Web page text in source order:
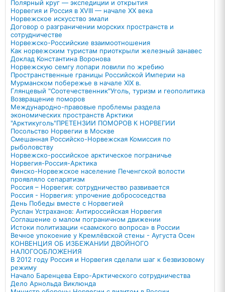
Полярный круг — экспедиции и открытия
Норвегия и Россия в XVIII — начале XX века
Норвежское искусство эмали
Договор о разграничении морских пространств и
сотрудничестве
Норвежско-Российские взаимоотношения
Как норвежским туристам приоткрыли железный занавес
Доклад Константина Воронова
Норвежскую семгу лопари ловили по жребию
Пространственные границы Российской Империи на
Мурманском побережье в начале XIX в.
Глянцевый "Соотечественник"Уголь, туризм и геополитика
Возвращение поморов
Международно-правовые проблемы раздела
экономических пространств Арктики
"Арктикуголь"ПРЕТЕНЗИИ ПОМОРОВ К НОРВЕГИИ
Посольство Норвегии в Москве
Смешанная Российско-Норвежская Комиссия по
рыболовству
Норвежско-российское арктическое пограничье
Норвегия-Россия-Арктика
Финско-Норвежское население Печенгской волости
проявляло сепаратизм
Россия – Норвегия: сотрудничество развивается
Россия - Норвегия: упрочение добрососедства
День Победы вместе с Норвегией
Руслан Устраханов: Антироссийская Норвегия
Соглашение о малом пограничном движении
Истоки политизации «саамского вопроса» в России
Вечное упокоение у Кремлёвской стены - Аугуста Осен
КОНВЕНЦИЯ ОБ ИЗБЕЖАНИИ ДВОЙНОГО
НАЛОГООБЛОЖЕНИЯ
В 2012 году Россия и Норвегия сделали шаг к безвизовому
режиму
Начало Баренцева Евро-Арктического сотрудничества
Дело Арнольда Виклюнда